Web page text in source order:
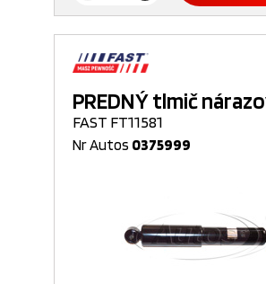
PREDNÝ tlmič
FAST FT11581
Nr Autos 0375999